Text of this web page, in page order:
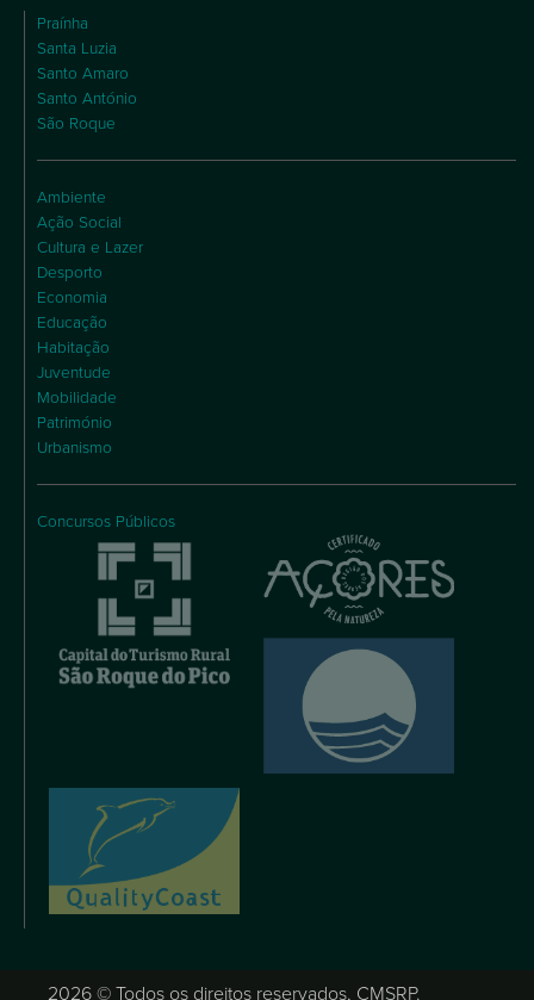
Praínha
Santa Luzia
Santo Amaro
Santo António
São Roque
Ambiente
Ação Social
Cultura e Lazer
Desporto
Economia
Educação
Habitação
Juventude
Mobilidade
Património
Urbanismo
Concursos Públicos
2026 © Todos os direitos reservados, CMSRP.